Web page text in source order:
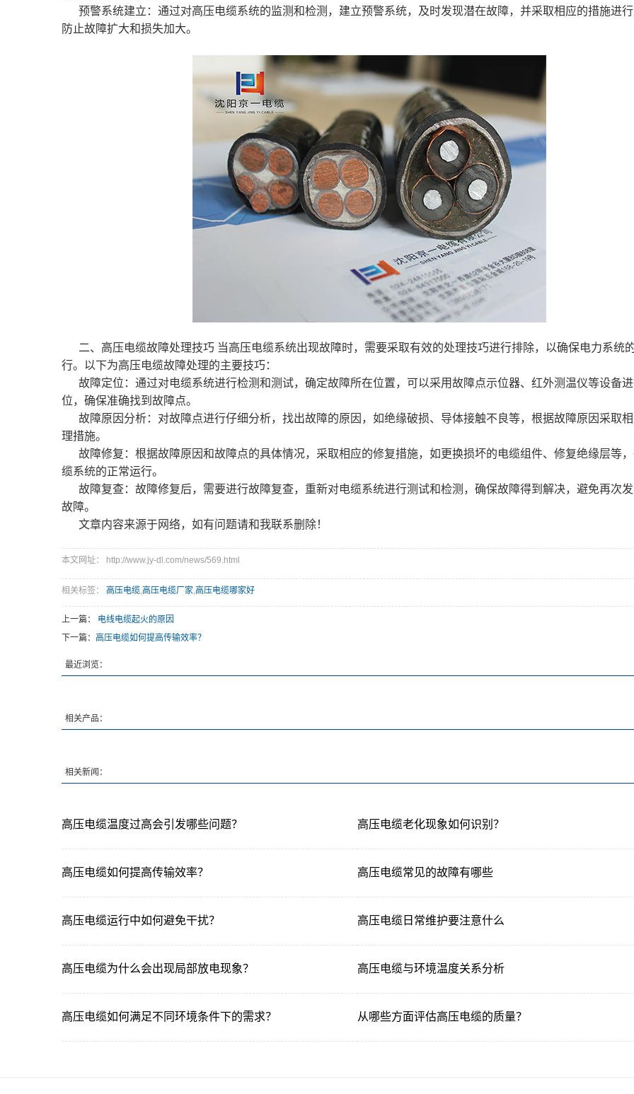
预警系统建立：通过对高压电缆系统的监测和检测，建立预警系统，及时发现潜在故障，并采取相应的措施进
防止故障扩大和损失加大。
二、高压电缆故障处理技巧 当高压电缆系统出现故障时，需要采取有效的处理技巧进行排除，以确保电力系统
行。以下为高压电缆故障处理的主要技巧：
故障定位：通过对电缆系统进行检测和测试，确定故障所在位置，可以采用故障点示位器、红外测温仪等设备
位，确保准确找到故障点。
故障原因分析：对故障点进行仔细分析，找出故障的原因，如绝缘破损、导体接触不良等，根据故障原因采取
理措施。
故障修复：根据故障原因和故障点的具体情况，采取相应的修复措施，如更换损坏的电缆组件、修复绝缘层等
缆系统的正常运行。
故障复查：故障修复后，需要进行故障复查，重新对电缆系统进行测试和检测，确保故障得到解决，避免再次
故障。
文章内容来源于网络，如有问题请和我联系删除！
本文网址： http://www.jy-dl.com/news/569.html
相关标签： 高压电缆,高压电缆厂家,高压电缆哪家好
上一篇： 电线电缆起火的原因
下一篇： 高压电缆如何提高传输效率？
最近浏览：
相关产品：
相关新闻：
高压电缆温度过高会引发哪些问题？ 高压电缆老化现象如何识别？
高压电缆如何提高传输效率？ 高压电缆常见的故障有哪些
高压电缆运行中如何避免干扰？ 高压电缆日常维护要注意什么
高压电缆为什么会出现局部放电现象？ 高压电缆与环境温度关系分析
高压电缆如何满足不同环境条件下的需求？ 从哪些方面评估高压电缆的质量？